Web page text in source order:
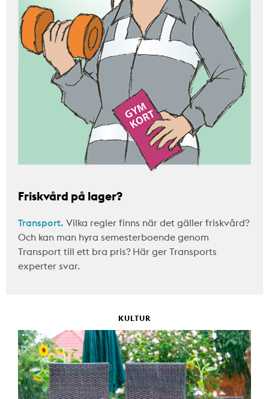
Friskvård på lager?
Transport. Vilka regler finns när det gäller friskvård?
Och kan man hyra semesterboende genom
Transport till ett bra pris? Här ger Transports
experter svar.
KULTUR